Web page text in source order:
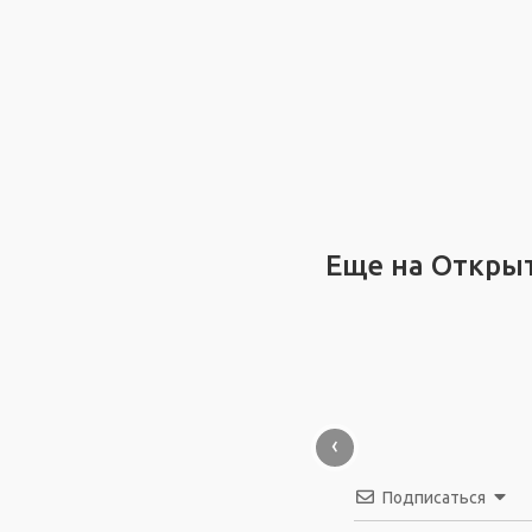
Еще на
‹
Подписаться